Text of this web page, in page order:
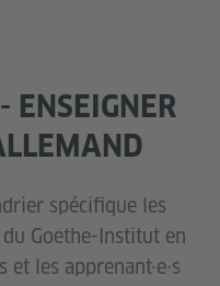
ENSEIGNER
spécifique les
Goethe-Institut en
et les apprenant·e·s